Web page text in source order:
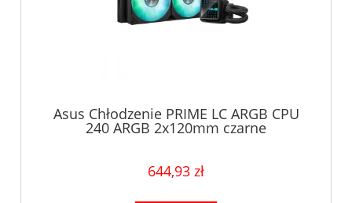
Asus Chłodzenie PRIME LC ARGB CPU
240 ARGB 2x120mm czarne
644,93 zł